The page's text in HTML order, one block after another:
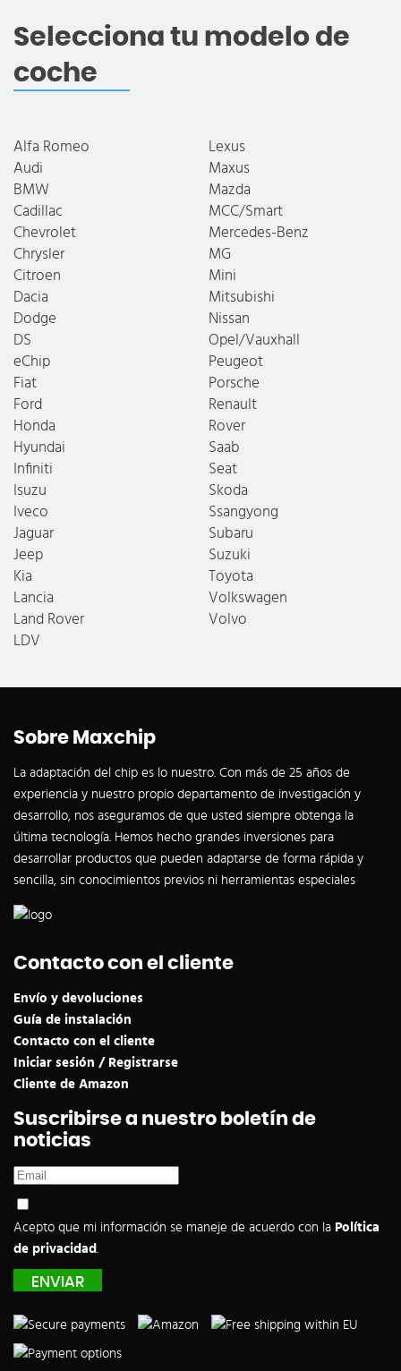
Selecciona tu modelo de
coche
Alfa Romeo
Audi
BMW
Cadillac
Chevrolet
Chrysler
Citroen
Dacia
Dodge
DS
eChip
Fiat
Ford
Honda
Hyundai
Infiniti
Isuzu
Iveco
Jaguar
Jeep
Kia
Lancia
Land Rover
LDV
Lexus
Maxus
Mazda
MCC/Smart
Mercedes-Benz
MG
Mini
Mitsubishi
Nissan
Opel/Vauxhall
Peugeot
Porsche
Renault
Rover
Saab
Seat
Skoda
Ssangyong
Subaru
Suzuki
Toyota
Volkswagen
Volvo
Sobre Maxchip
La adaptación del chip es lo nuestro. Con más de 25 años de
experiencia y nuestro propio departamento de investigación y
desarrollo, nos aseguramos de que usted siempre obtenga la
última tecnología. Hemos hecho grandes inversiones para
desarrollar productos que pueden adaptarse de forma rápida y
sencilla, sin conocimientos previos ni herramientas especiales
Contacto con el cliente
Envío y devoluciones
Guía de instalación
Contacto con el cliente
Iniciar sesión / Registrarse
Cliente de Amazon
Suscribirse a nuestro boletín de
noticias
Acepto que mi información se maneje de acuerdo con la Política
de privacidad.